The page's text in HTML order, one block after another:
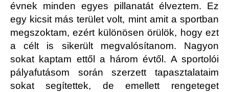
évnek minden egyes pillanatát élveztem. Ez
egy kicsit más terület volt, mint amit a sportban
megszoktam, ezért különösen örülök, hogy ezt
a célt is sikerült megvalósítanom. Nagyon
sokat kaptam ettől a három évtől. A sportolói
pályafutásom során szerzett tapasztalataim
sokat segítettek, de emellett rengeteget